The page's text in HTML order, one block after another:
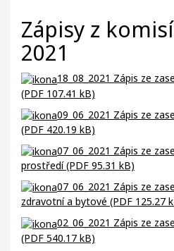
Zápisy z
2021
18_08_2021 Zápis ze
(PDF 107.41 kB)
09_06_2021 Zápis ze
(PDF 420.19 kB)
07_06_2021 Zápis ze
prostředí (PDF 95.31 kB)
07_06_2021 Zápis ze
zdravotní a bytové (PDF 125.27
02_06_2021 Zápis ze
(PDF 540.17 kB)